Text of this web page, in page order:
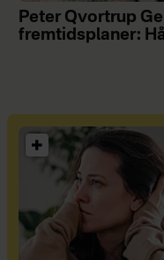
Peter Qvortrup
fremtidsplaner: